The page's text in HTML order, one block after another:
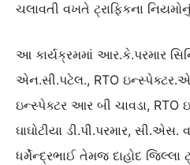
ચલાવતી વખતે ટ્રાફિકના
આ કાર્યક્રમમાં આર.કે.પરમાર
એન.સી.પટેલ., RTO
ઇન્સ્પેક્ટર આર બી ચાવડા,
ઘાઘોટીયા ડી.પી.પરમાર,
ધર્મેન્દ્રભાઈ તેમજ દાહોદ જિલ્લા